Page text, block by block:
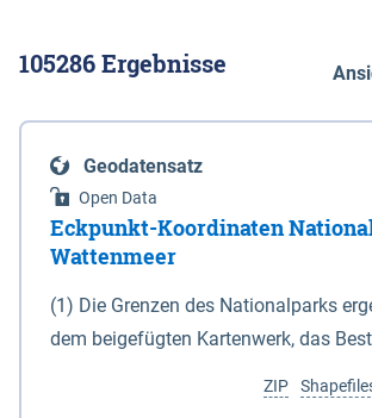
105286Ergebnisse
Geodatensatz
Open Data
Eckpunkt-Koordinaten
Wattenmeer
(1) Die Grenzen des Nationalparks
dem beigefügten Kartenwerk, das
(DTK) im Maßstab 1 : 100 000
ZIP